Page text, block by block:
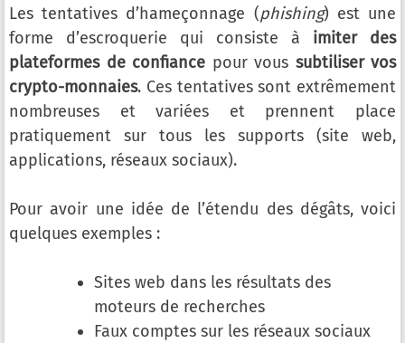
Les tentatives d’hameçonnage (phishing) est une
forme d’escroquerie qui consiste à imiter des
plateformes de confiance pour vous subtiliser vos
crypto-monnaies. Ces tentatives sont extrêmement
nombreuses et variées et prennent place
pratiquement sur tous les supports (site web,
applications, réseaux sociaux).
Pour avoir une idée de l’étendu des dégâts, voici
quelques exemples :
Sites web dans les résultats des
moteurs de recherches
Faux comptes sur les réseaux sociaux